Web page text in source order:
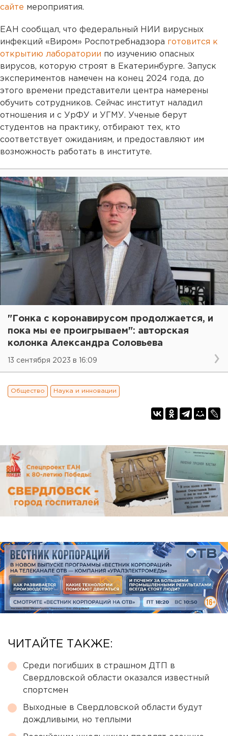
сайте мероприятия.
ЕАН сообщал, что федеральный НИИ вирусных
инфекций «Виром» Роспотребнадзора готовится к
открытию лаборатории по изучению опасных
вирусов, которую строят в Екатеринбурге. Запуск
экспериментов намечен на конец 2024 года, до
этого времени представители центра намерены
обучить сотрудников. Сейчас институт наладил
отношения и с УрФУ и УГМУ. Ученые берут
студентов на практику, отбирают тех, кто
соответствует ожиданиям, и предоставляют им
возможность работать в институте.
"Гонка с коронавирусом продолжается, и
пока мы ее проигрываем": авторская
колонка Александра Соловьева
13 сентября 2023 в 16:09
Общество Наука и инновации
ЧИТАЙТЕ ТАКЖЕ:
Среди погибших в страшном ДТП в
Свердловской области оказался известный
спортсмен
Выходные в Свердловской области будут
дождливыми, но теплыми